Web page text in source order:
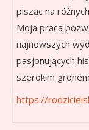
pisząc na
Moja praca
najnowszych
pasjonujących
szerokim
https://